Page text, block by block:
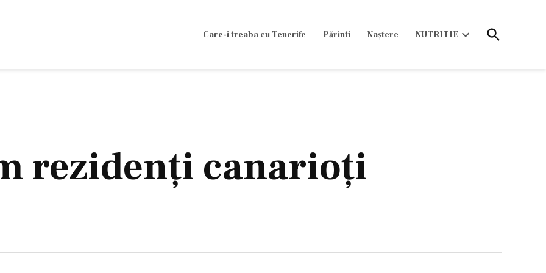
Care-i treaba cu Tenerife Părinti Naștere NUTRITIE
Open
Search
rezidenţi canarioţi